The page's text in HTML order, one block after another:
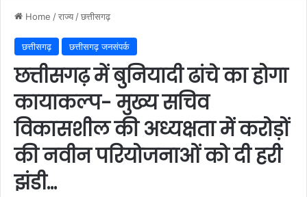
Home /राज्य /छत्तीसगढ़
छत्तीसगढ़ छत्तीसगढ़ जनसंपर्क
छत्तीसगढ़ में बुनियादी ढांचे का होगा
कायाकल्प- मुख्य सचिव
विकासशील की अध्यक्षता में करोड़ों
की नवीन परियोजनाओं को दी हरी
झंडी…